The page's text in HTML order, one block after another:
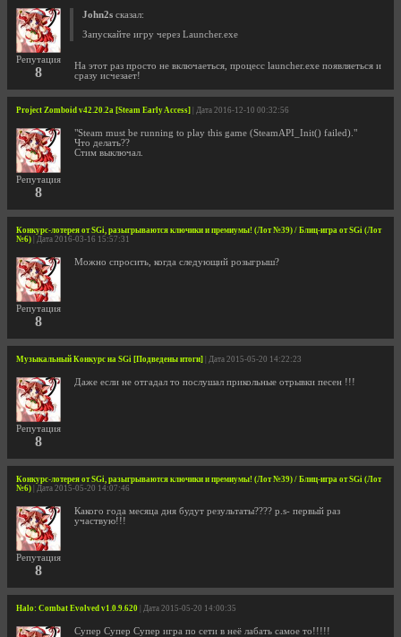
Репутация
8
John2s сказал:
Запускайте игру через Launcher.exe
На этот раз просто не включаеться, процесс launcher.exe появляеться и
сразу исчезает!
Project Zomboid v42.20.2a [Steam Early Access] | Дата 2016-12-10 00:32:56
Репутация
8
"Steam must be running to play this game (SteamAPI_Init() failed)."
Что делать??
Стим выключал.
Конкурс-лотерея от SGi, разыгрываются ключики и премиумы! (Лот №39) / Блиц-игра от SGi (Лот
№6) | Дата 2016-03-16 15:57:31
Репутация
8
Можно спросить, когда следующий розыгрыш?
Музыкальный Конкурс на SGi [Подведены итоги] | Дата 2015-05-20 14:22:23
Репутация
8
Даже если не отгадал то послушал прикольные отрывки песен !!!
Конкурс-лотерея от SGi, разыгрываются ключики и премиумы! (Лот №39) / Блиц-игра от SGi (Лот
№6) | Дата 2015-05-20 14:07:46
Репутация
8
Какого года месяца дня будут результаты???? p.s- первый раз
участвую!!!
Halo: Combat Evolved v1.0.9.620 | Дата 2015-05-20 14:00:35
Супер Супер Супер игра по сети в неё лабать самое то!!!!!